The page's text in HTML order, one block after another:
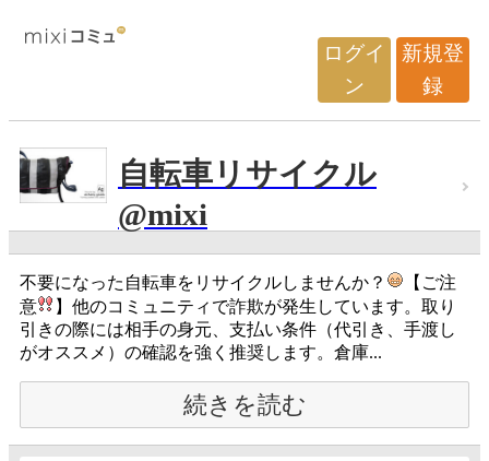
ログイ
ン
新規登
録
自転車リサイクル
@mixi
不要になった自転車をリサイクルしませんか？
【ご注
意
】他のコミュニティで詐欺が発生しています。取り
引きの際には相手の身元、支払い条件（代引き、手渡し
がオススメ）の確認を強く推奨します。倉庫...
続きを読む